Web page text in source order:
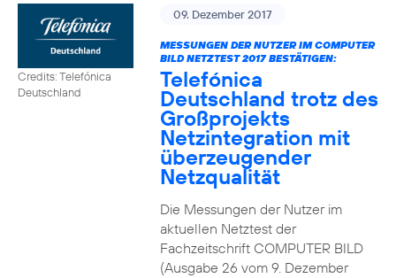
Credits: Telefónica
Deutschland
09. Dezember 2017
MESSUNGEN DER NUTZER IM COMPUTER
BILD NETZTEST 2017 BESTÄTIGEN:
Telefónica
Deutschland trotz des
Großprojekts
Netzintegration mit
überzeugender
Netzqualität
Die Messungen der Nutzer im
aktuellen Netztest der
Fachzeitschrift COMPUTER BILD
(Ausgabe 26 vom 9. Dezember